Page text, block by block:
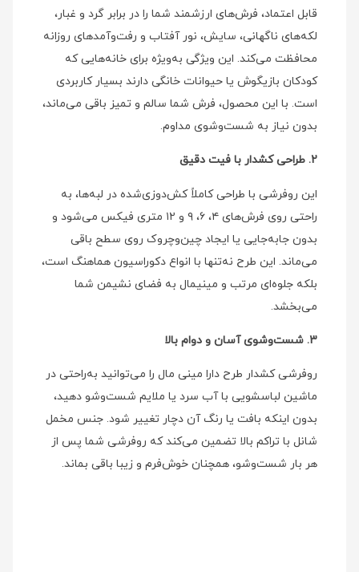
قابل اعتماد، فرش‌های ارزشمند شما را در برابر گرد و غبار،
لکه‌های ناگهانی، سایش، نور آفتاب و رفت‌وآمدهای روزانه
محافظت می‌کند. این ویژگی به‌ویژه برای خانه‌هایی که
کودکان بازیگوش یا حیوانات خانگی دارند بسیار کاربردی
است. با این محصول، فرش شما سالم و تمیز باقی می‌ماند،
بدون نیاز به شست‌وشوی مداوم.
2. طراحی کشدار با فیت دقیق
این روفرشی با طراحی کاملاً کش‌دوزی‌شده در لبه‌ها، به
راحتی روی فرش‌های ۴، ۶، ۹ و ۱۲ متری فیکس می‌شود و
بدون جابه‌جایی یا ایجاد چین‌وچروک روی سطح باقی
می‌ماند. این طرح نه‌تنها با انواع دکوراسیون هماهنگ است،
بلکه جلوه‌ای مرتب و مینیمال به فضای نشیمن شما
می‌بخشد.
3. شست‌وشوی آسان و دوام بالا
روفرشی کشدار طرح دارا مینی‌ مال را می‌توانید به‌راحتی در
ماشین لباسشویی با آب سرد یا ملایم شست‌وشو دهید،
بدون اینکه بافت یا رنگ آن دچار تغییر شود. جنس مخمل
شانل با تراکم بالا تضمین می‌کند که روفرشی شما پس از
هر بار شست‌وشو، همچنان خوش‌فرم و زیبا باقی بماند.